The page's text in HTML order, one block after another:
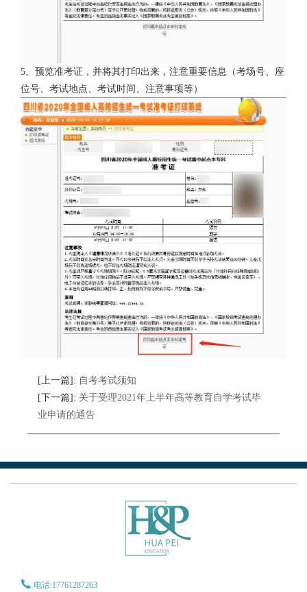
5 、预览准考证，并将其打印出来，注意重要信息（考场号、座
位号、考试地点、考试时间、注意事项等）
[上一篇]: 自考考试须知
[下一篇]: 关于受理2021年上半年高等教育自学考试毕
业申请的通告
电话:17761287263